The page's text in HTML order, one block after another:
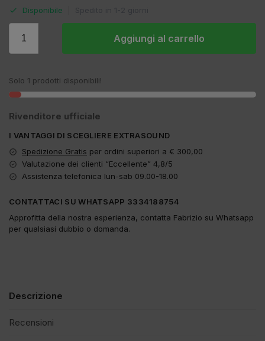
Disponibile
Aggiungi al carrello
Solo 1 prodotti disponibili!
Rivenditore ufficiale
I VANTAGGI DI SCEGLIERE EXTRASOUND
Spedizione Gratis per ordini superiori a € 300,00
Valutazione dei clienti “Eccellente” 4,8/5
Assistenza telefonica lun-sab 09.00-18.00
CONTATTACI SU WHATSAPP 3334188754
Approfitta della nostra esperienza, contatta Fabrizio su Whatsapp
per qualsiasi dubbio o domanda.
Descrizione
Recensioni